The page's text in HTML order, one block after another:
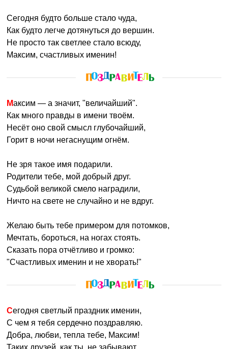
Сегодня будто больше стало чуда,
Как будто легче дотянуться до вершин.
Не просто так светлее стало всюду,
Максим, счастливых именин!
Максим — а значит, "величайший".
Как много правды в имени твоём.
Несёт оно свой смысл глубочайший,
Горит в ночи негаснущим огнём.
Не зря такое имя подарили.
Родители тебе, мой добрый друг.
Судьбой великой смело наградили,
Ничто на свете не случайно и не вдруг.
Желаю быть тебе примером для потомков,
Мечтать, бороться, на ногах стоять.
Сказать пора отчётливо и громко:
"Счастливых именин и не хворать!"
Сегодня светлый праздник именин,
С чем я тебя сердечно поздравляю.
Добра, любви, тепла тебе, Максим!
Таких друзей, как ты, не забывают